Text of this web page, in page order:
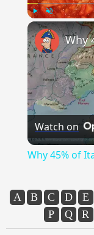
Play Unmute
Watch on
Why 45% of
A B C D E
P
Q R